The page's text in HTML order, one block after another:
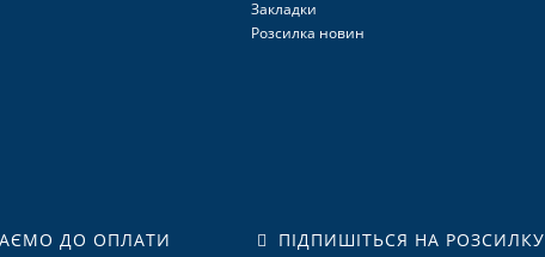
Закладки
Розсилка новин
ДО ОПЛАТИ ПІДПИШІТЬСЯ НА РОЗСИЛКУ